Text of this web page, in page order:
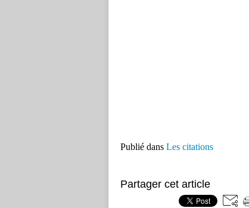
Publié dans Les citations
Partager cet article